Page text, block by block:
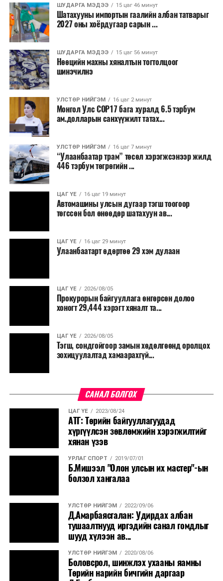
ашиглалтын явцад агаар бохирдуулагч бодис шууд
ялгаруулахгүй. Иргэд хувийн автомашинаас их
багтаамжийн нийтийн тээвэрт шилжсэнээр замын
хөдөлгөөний ачаалал, нүүрстөрөгчийн давхар исэл
болон бусад хүлэмжийн хийн ялгарлыг бууруулах ач
холбогдолтой.
Түгжрэлээс үүдэлтэй эдийн засгийн алдагдлыг
тооцоход нэг автомашин өдөрт дунджаар 2.5 цаг
түгжрэлд саатахдаа 3.45 литр шатахууныг үр ашиггүй
зарцуулдаг байна. Ингэснээр нэг жолооч өдөрт
8,238.6 төгрөг, жилд 1.7 сая гаруй төгрөгийн
шатахууны зардлыг зөвхөн түгжрэлд алддаг аж.
“Улаанбаатар трам” төсөл хэрэгжиж, авто замын
ачаалал буурснаар трассын дагуух автомашинуудын
шатахууны хэмнэлт жилд 446 тэрбум төгрөгт хүрэх
боломжтой гэсэн тооцоог техник, эдийн засгийн
үндэслэлд тусгажээ.
Төсөл хэрэгжсэнээр иргэдийн зорчих хугацаа
богиносож, түгжрэлээс үүдэлтэй эдийн засгийн
тогтолцоо бүрдэх ач холбогдолтой юм.
ШУДАРГА МЭДЭЭ 15 цаг 46 минут
Шатахууны импортын гаалийн албан татварыг
2027 оны хоёрдугаар сарын ...
ШУДАРГА МЭДЭЭ 15 цаг 56 минут
Нөөцийн махны хяналтын тогтолцоог
шинэчилнэ
УЛСТӨР НИЙГЭМ 16 цаг 2 минут
Монгол Улс COP17 бага хуралд 6.5 тэрбум
ам.долларын санхүүжилт татах...
УЛСТӨР НИЙГЭМ 16 цаг 7 минут
“Улаанбаатар трам” төсөл хэрэгжсэнээр жилд
446 тэрбум төгрөгийн ...
ЦАГ ҮЕ 16 цаг 19 минут
Автомашины улсын дугаар тэгш тоогоор
төгссөн бол өнөөдөр шатахуун ав...
ЦАГ ҮЕ 16 цаг 29 минут
Улаанбаатарт өдөртөө 29 хэм дулаан
ЦАГ ҮЕ 2026/08/05
Прокурорын байгууллага өнгөрсөн долоо
хоногт 29,444 хэрэгт хяналт та...
ЦАГ ҮЕ 2026/08/05
Тэгш, сондгойгоор замын хөдөлгөөнд оролцох
зохицуулалтад хамаарахгүй...
САНАЛ БОЛГОХ
ЦАГ ҮЕ 2023/08/24
АТГ: Төрийн байгууллагуудад
хүргүүлсэн зөвлөмжийн хэрэгжилтийг
хянан үзэв
УРЛАГ СПОРТ 2019/07/01
Б.Мишээл "Олон улсын их мастер"-ын
болзол хангалаа
УЛСТӨР НИЙГЭМ 2022/09/06
Д.Амарбаясгалан: Удирдах албан
тушаалтнууд иргэдийн санал гомдлыг
шууд хүлээн ав...
УЛСТӨР НИЙГЭМ 2020/08/06
Боловсрол, шинжлэх ухааны яамны
Төрийн нарийн бичгийн даргаар